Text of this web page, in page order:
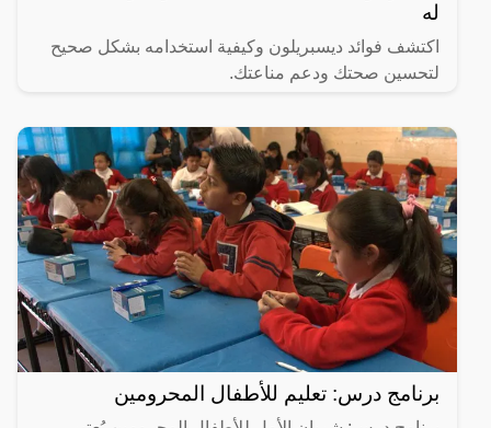
له
اكتشف فوائد ديسبريلون وكيفية استخدامه بشكل صحيح
لتحسين صحتك ودعم مناعتك.
برنامج درس: تعليم للأطفال المحرومين